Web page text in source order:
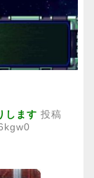
します 投稿